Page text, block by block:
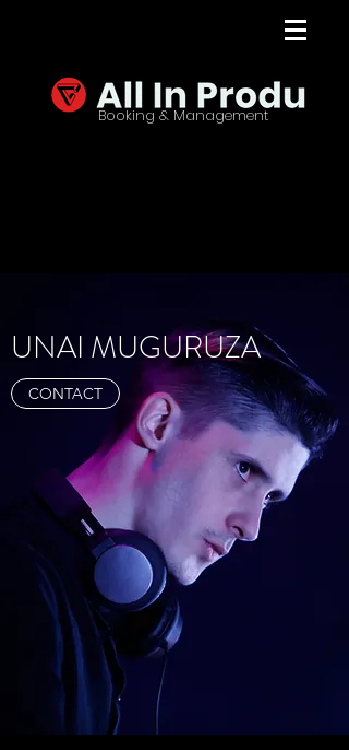
Booking & Management
UNAI MUGURUZA
CONTACT